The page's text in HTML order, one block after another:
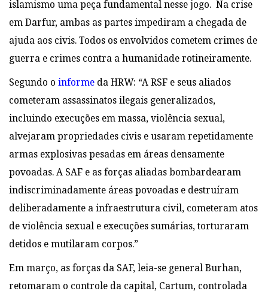
islamismo uma peça fundamental nesse jogo. Na crise
em Darfur, ambas as partes impediram a chegada de
ajuda aos civis. Todos os envolvidos cometem crimes de
guerra e crimes contra a humanidade rotineiramente.
Segundo o informe da HRW: “A RSF e seus aliados
cometeram assassinatos ilegais generalizados,
incluindo execuções em massa, violência sexual,
alvejaram propriedades civis e usaram repetidamente
armas explosivas pesadas em áreas densamente
povoadas. A SAF e as forças aliadas bombardearam
indiscriminadamente áreas povoadas e destruíram
deliberadamente a infraestrutura civil, cometeram atos
de violência sexual e execuções sumárias, torturaram
detidos e mutilaram corpos.”
Em março, as forças da SAF, leia-se general Burhan,
retomaram o controle da capital, Cartum, controlada